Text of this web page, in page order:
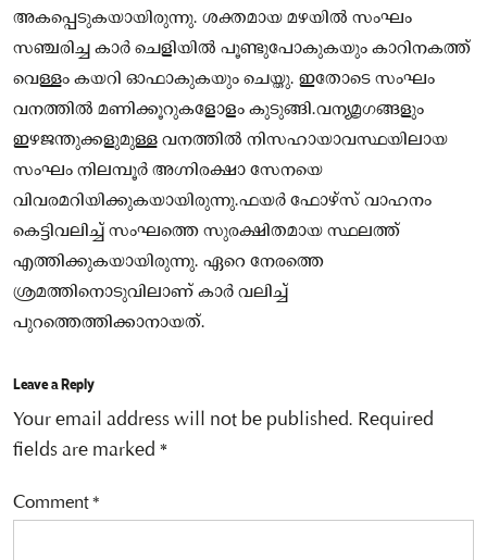
അകപ്പെടുകയായിരുന്നു. ശക്തമായ മഴയിൽ സംഘം
സഞ്ചരിച്ച കാർ ചെളിയിൽ പൂണ്ടുപോകുകയും കാറിനകത്ത്
വെള്ളം കയറി ഓഫാകുകയും ചെയ്തു. ഇതോടെ സംഘം
വനത്തിൽ മണിക്കൂറുകളോളം കുടുങ്ങി.വന്യമൃഗങ്ങളും
ഇഴജന്തുക്കളുമുള്ള വനത്തിൽ നിസഹായാവസ്ഥയിലായ
സംഘം നിലമ്പൂർ അഗ്നിരക്ഷാ സേനയെ
വിവരമറിയിക്കുകയായിരുന്നു.ഫയർ ഫോഴ്സ് വാഹനം
കെട്ടിവലിച്ച് സംഘത്തെ സുരക്ഷിതമായ സ്ഥലത്ത്
എത്തിക്കുകയായിരുന്നു. ഏറെ നേരത്തെ
ശ്രമത്തിനൊടുവിലാണ് കാര്‍ വലിച്ച്
പുറത്തെത്തിക്കാനായത്.
Leave a Reply
Your email address will not be published. Required
fields are marked *
Comment*